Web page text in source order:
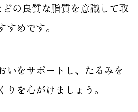
の良質な脂質を意識して取
すめです。
いをサポートし、たるみを
を心がけましょう。